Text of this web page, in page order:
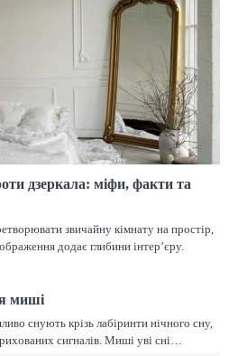
дзеркала: міфи, факти та
звичайну кімнату на простір,
додає глибини інтер’єру.
миші
снують крізь лабіринти нічного сну,
сигналів. Миші уві сні…